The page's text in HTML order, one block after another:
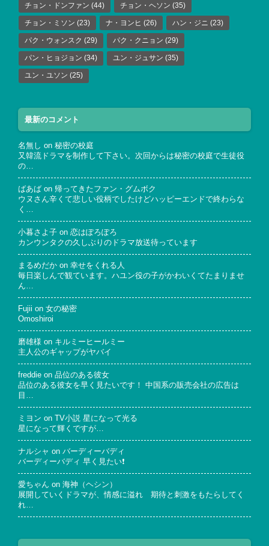
チョン・ドンファン (44) チョン・ヘソン (35)
チョン・ミソン (23) ナ・ヨンヒ (26) ハン・ジニ (23)
パク・ウォンスク (29) パク・クニョン (29)
パン・ヒョジョン (34) ユン・ジュサン (35)
ユン・ユソン (25)
最新のコメント
名無し on 秘密の校庭
又韓流ドラマを制作して下さい。次回からは秘密の校庭で生徒役
の…
ばあば on 帰ってきたファン・グムボク
ウヌさん辛くて悲しい役柄でしたけどハッピーエンドで終わらな
く…
小暮さよ子 on 恋はぽろぽろ
カンウンタクの久しぶりのドラマ放送待っています
まるめだか on 幸せをくれる人
毎日楽しんで観ています。ハユン役の子がかわいくてたまりませ
ん…
Fujii on 女の秘密
Omoshiroi
磨雄様 on キルミーヒールミー
主人公のギャップがヤバイ
freddie on 品位のある彼女
品位のある彼女を早く見たいです！ 中国系の販売会社の広告は
目…
ミヨン on
TV小説 星になって光る
星になって輝くですが…
ナルシャ on バーディーバディ
バーディーバディ 早く見たい❗
愛ちゃん on 海神（ヘシン）
展開していくドラマが、情感に溢れ 期待と刺激をもたらしてく
れ…